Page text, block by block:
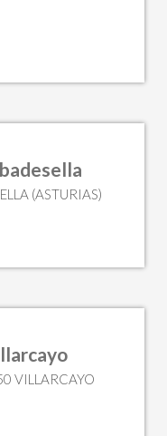
(ASTURIAS)
VILLARCAYO